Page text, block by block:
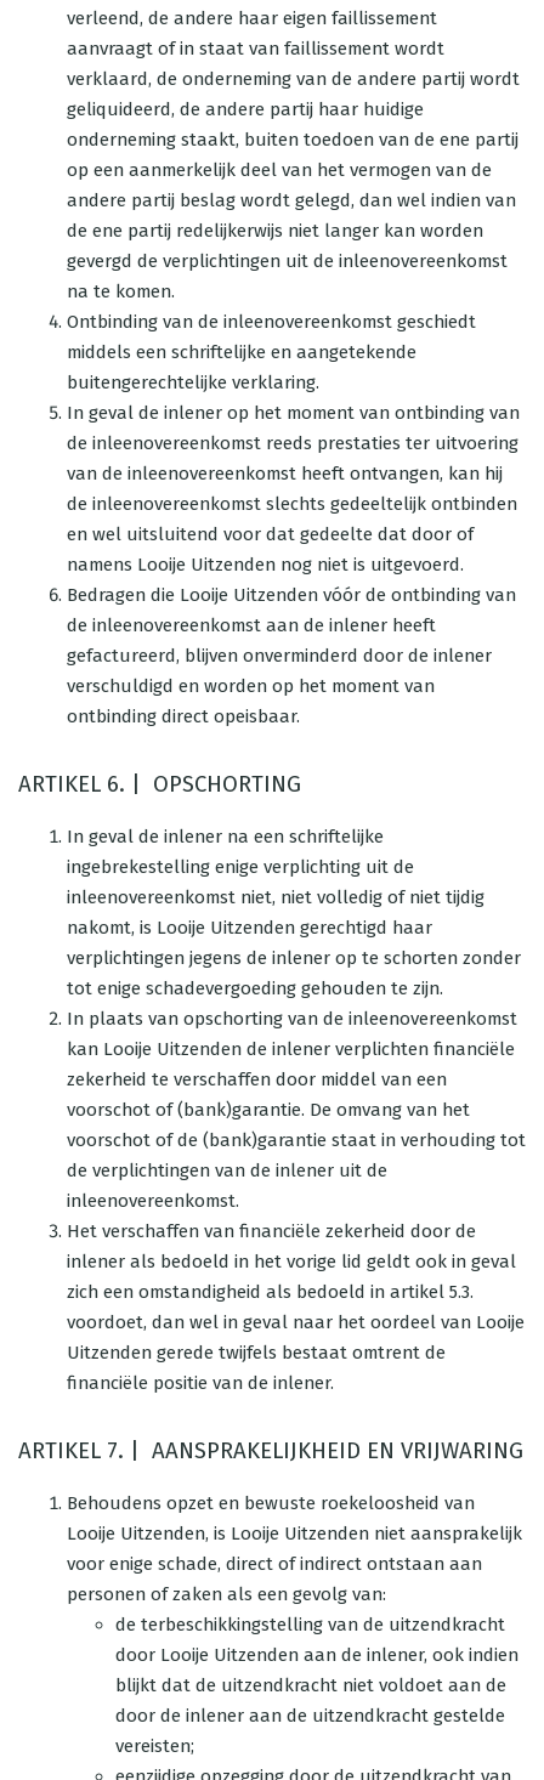
verleend, de andere haar eigen faillissement
aanvraagt of in staat van faillissement wordt
verklaard, de onderneming van de andere partij wordt
geliquideerd, de andere partij haar huidige
onderneming staakt, buiten toedoen van de ene partij
op een aanmerkelijk deel van het vermogen van de
andere partij beslag wordt gelegd, dan wel indien van
de ene partij redelijkerwijs niet langer kan worden
gevergd de verplichtingen uit de inleenovereenkomst
na te komen.
Ontbinding van de inleenovereenkomst geschiedt
middels een schriftelijke en aangetekende
buitengerechtelijke verklaring.
In geval de inlener op het moment van ontbinding van
de inleenovereenkomst reeds prestaties ter uitvoering
van de inleenovereenkomst heeft ontvangen, kan hij
de inleenovereenkomst slechts gedeeltelijk ontbinden
en wel uitsluitend voor dat gedeelte dat door of
namens Looije Uitzenden nog niet is uitgevoerd.
Bedragen die Looije Uitzenden vóór de ontbinding van
de inleenovereenkomst aan de inlener heeft
gefactureerd, blijven onverminderd door de inlener
verschuldigd en worden op het moment van
ontbinding direct opeisbaar.
ARTIKEL 6. | OPSCHORTING
In geval de inlener na een schriftelijke
ingebrekestelling enige verplichting uit de
inleenovereenkomst niet, niet volledig of niet tijdig
nakomt, is Looije Uitzenden gerechtigd haar
verplichtingen jegens de inlener op te schorten zonder
tot enige schadevergoeding gehouden te zijn.
In plaats van opschorting van de inleenovereenkomst
kan Looije Uitzenden de inlener verplichten financiële
zekerheid te verschaffen door middel van een
voorschot of (bank)garantie. De omvang van het
voorschot of de (bank)garantie staat in verhouding tot
de verplichtingen van de inlener uit de
inleenovereenkomst.
Het verschaffen van financiële zekerheid door de
inlener als bedoeld in het vorige lid geldt ook in geval
zich een omstandigheid als bedoeld in artikel 5.3.
voordoet, dan wel in geval naar het oordeel van Looije
Uitzenden gerede twijfels bestaat omtrent de
financiële positie van de inlener.
ARTIKEL 7. | AANSPRAKELIJKHEID EN VRIJWARING
Behoudens opzet en bewuste roekeloosheid van
Looije Uitzenden, is Looije Uitzenden niet aansprakelijk
voor enige schade, direct of indirect ontstaan aan
personen of zaken als een gevolg van:
de terbeschikkingstelling van de uitzendkracht
door Looije Uitzenden aan de inlener, ook indien
blijkt dat de uitzendkracht niet voldoet aan de
door de inlener aan de uitzendkracht gestelde
vereisten;